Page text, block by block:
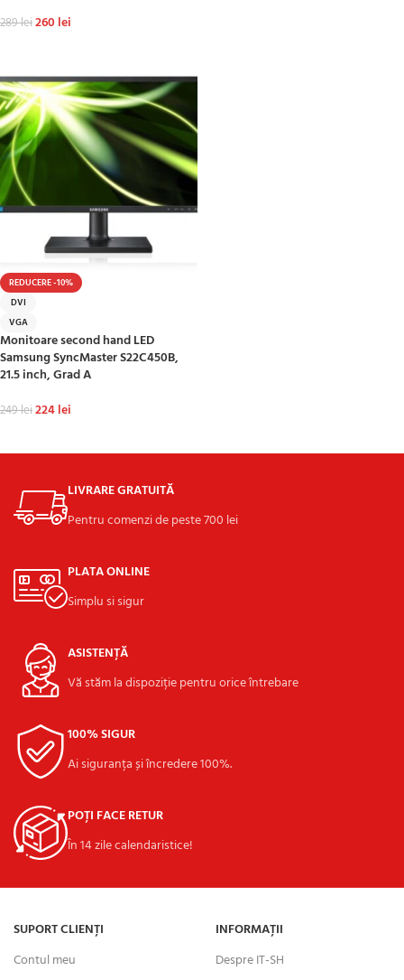
289lei260 lei
REDUCERE -10%
DVI
VGA
Monitoare second hand LED
Samsung SyncMaster S22C450B,
21.5 inch, Grad A
249lei224lei
LIVRARE GRATUITĂ
Pentru comenzi de peste 700 lei
PLATA ONLINE
Simplu si sigur
ASISTENȚĂ
Vă stăm la dispoziție pentru orice întrebare
100% SIGUR
Ai siguranța și încredere 100%.
POȚI FACE RETUR
În 14 zile calendaristice!
SUPORT CLIENȚI
Contul meu
INFORMAȚII
Despre IT-SH